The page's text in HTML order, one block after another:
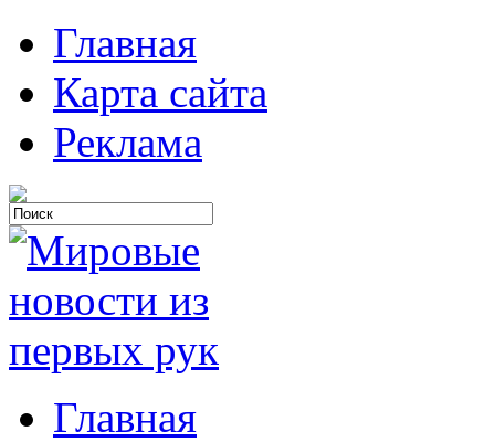
Главная
Карта сайта
Реклама
Главная